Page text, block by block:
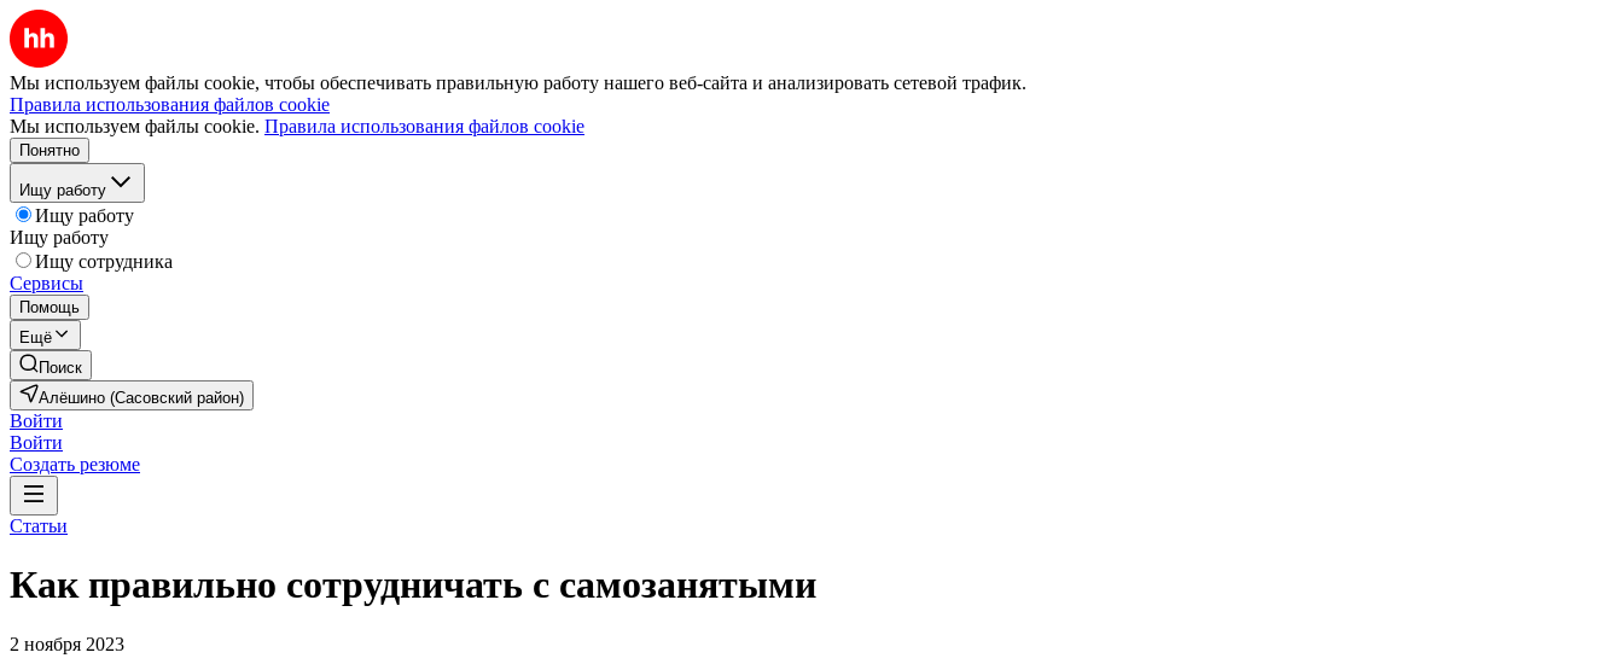
Мы используем файлы cookie, чтобы обеспечивать правильную работу нашего веб-сайта и анализировать сетевой трафик.
Правила использования файлов cookie
Мы используем файлы cookie. Правила использования файлов cookie
Понятно
Ищу работу
Ищу работу
Ищу работу
Ищу сотрудника
Сервисы
Помощь
Ещё
Поиск
Алёшино (Сасовский район)
Войти
Войти
Создать резюме
Статьи
Как правильно сотрудничать с самозанятыми
2 ноября 2023